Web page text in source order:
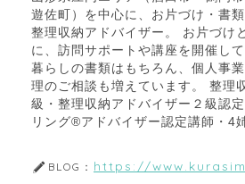
遊佐町）を中心に、お片づけ・書
整理収納アドバイザー。 お片づけ
に、訪問サポートや講座を開催し
暮らしの書類はもちろん、個人事
理のご相談も増えています。 整理
級・整理収納アドバイザー２級認
リング®アドバイザー認定講師・4
BLOG： https://